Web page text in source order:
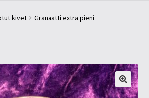
ja Tärkeää tietää Myymälät
kivet Granaatti extra pieni